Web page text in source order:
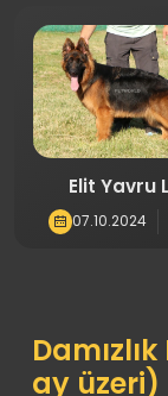
Elit Yavru
07.10.2024
ay üzeri)